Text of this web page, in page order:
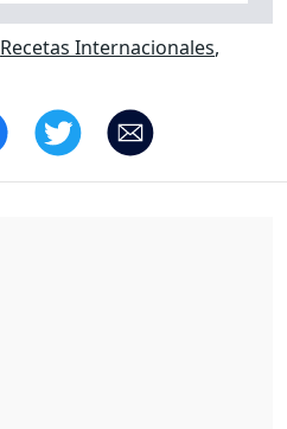
Recetas Internacionales,